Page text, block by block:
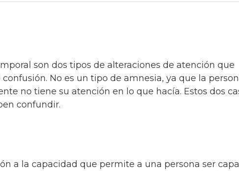
son dos tipos de alteraciones de atención que
No es un tipo de amnesia, ya que la
no tiene su atención en lo que hacía. Estos dos
confundir.
a la capacidad que permite a una persona ser